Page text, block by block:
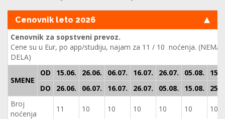
Cenovnik leto 2026
Cenovnik za sopstveni prevoz.
Cene su u Eur, po app/studiju, najam za 11 / 10 noćenja. (NEMA
DELA)
SMENE
OD 15.06. 26.06. 06.07. 16.07. 26.07. 05.08.
DO
26.06. 06.07. 16.07. 26.07. 05.08. 15.08.
Broj
noćenja
11 10 10 10 10 10 10